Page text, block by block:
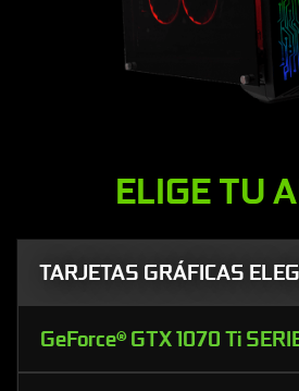
ELIGE TU
TARJETAS GRÁFICAS
GeForce® GTX 1070 Ti